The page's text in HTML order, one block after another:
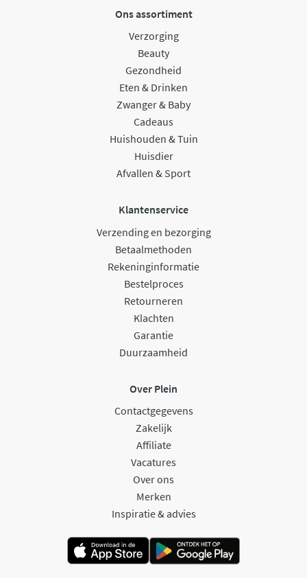
Ons assortiment
Verzorging
Beauty
Gezondheid
Eten & Drinken
Zwanger & Baby
Cadeaus
Huishouden & Tuin
Huisdier
Afvallen & Sport
Klantenservice
Verzending en bezorging
Betaalmethoden
Rekeninginformatie
Bestelproces
Retourneren
Klachten
Garantie
Duurzaamheid
Over Plein
Contactgegevens
Zakelijk
Affiliate
Vacatures
Over ons
Merken
Inspiratie & advies